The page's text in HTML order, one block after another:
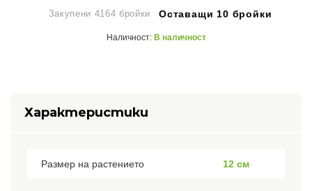
Закупени 4164 бройки Оставащи 10 бройки
Наличност: В наличност
Характеристики
Размер на растението 12 см